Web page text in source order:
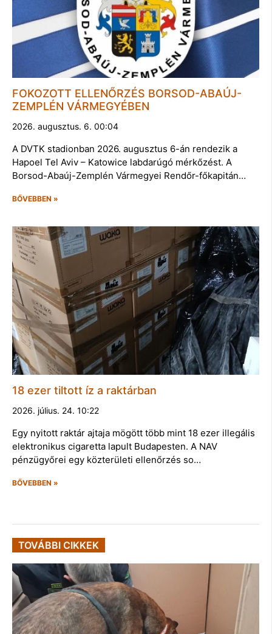
FOKOZOTT ELLENŐRZÉS BORSOD-ABAÚJ-
ZEMPLÉN VÁRMEGYÉBEN
2026. augusztus. 6. 00:04
A DVTK stadionban 2026. augusztus 6-án rendezik a
Hapoel Tel Aviv – Katowice labdarúgó mérkőzést. A
Borsod-Abaúj-Zemplén Vármegyei Rendőr-főkapitán…
BŐVEBBEN »
18 ezer tiltott íz a raktárban
2026. július. 24. 10:22
Egy nyitott raktár ajtaja mögött több mint 18 ezer illegális
elektronikus cigaretta lapult Budapesten. A NAV
pénzügyőrei egy közterületi ellenőrzés so…
BŐVEBBEN »
TOVÁBBI CIKKEK